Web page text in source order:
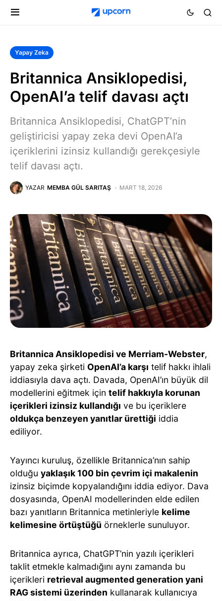
Yapay Zeka
Britannica Ansiklopedisi,
OpenAI’a telif davası açtı
Britannica Ansiklopedisi, ChatGPT’nin
geliştiricisi yapay zeka devi OpenAI’a
içeriklerini izinsiz kullandığı gerekçesiyle
telif davası açtı.
YAZAR MEMBA GÜL SARITAŞ MART 18, 2026
Britannica Ansiklopedisi ve Merriam-Webster,
yapay zeka şirketi OpenAI’a karşı telif hakkı ihlali
iddiasıyla dava açtı. Davada, OpenAI’ın büyük dil
modellerini eğitmek için telif hakkıyla korunan
içerikleri izinsiz kullandığı ve bu içeriklere
oldukça benzeyen yanıtlar ürettiği iddia
ediliyor.
Yayıncı kuruluş, özellikle Britannica’nın sahip
olduğu yaklaşık 100 bin çevrim içi makalenin
izinsiz biçimde kopyalandığını iddia ediyor. Dava
dosyasında, OpenAI modellerinden elde edilen
bazı yanıtların Britannica metinleriyle kelime
kelimesine örtüştüğü örneklerle sunuluyor.
Britannica ayrıca, ChatGPT’nin yazılı içerikleri
taklit etmekle kalmadığını aynı zamanda bu
içerikleri retrieval augmented generation yani
RAG sistemi üzerinden kullanarak kullanıcıya